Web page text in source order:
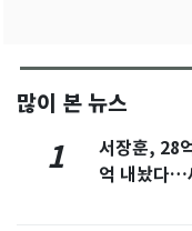
많이 본 뉴스
1
서장훈, 28
억 내놨다…